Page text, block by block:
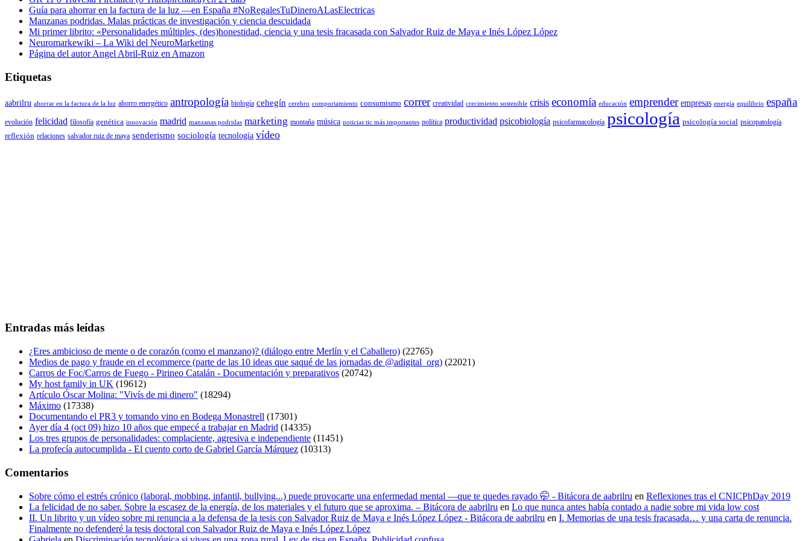
Guía para ahorrar en la factura de la luz —en España #NoRegalesTuDineroALasElectricas
Manzanas podridas. Malas prácticas de investigación y ciencia descuidada
Mi primer librito: «Personalidades múltiples, (des)honestidad, ciencia y una tesis fracasada con Salvador Ruiz de Maya e Inés López López
Neuromarkewiki – La Wiki del NeuroMarketing
Página del autor Angel Abril-Ruiz en Amazon
Etiquetas
aabrilru ahorrar en la factura de la luz ahorro energético antropología biología cehegín cerebro comportamiento consumismo correr creatividad crecimiento sostenible crisis economía educación emprender empresas energía equilibrio españa
evolución felicidad filosofía genética innovación madrid manzanas podridas marketing montaña música noticias tic más importantes política productividad psicobiología psicofarmacología psicología psicología social psicopatología
reflexión relaciones salvador ruiz de maya senderismo sociología tecnología vídeo
Entradas más leídas
¿Eres ambicioso de mente o de corazón (como el manzano)? (diálogo entre Merlín y el Caballero) (22765)
Medios de pago y fraude en el ecommerce (parte de las 10 ideas que saqué de las jornadas de @adigital_org) (22021)
Carros de Foc/Carros de Fuego - Pirineo Catalán - Documentación y preparativos (20742)
My host family in UK (19612)
Artículo Óscar Molina: "Vivís de mi dinero" (18294)
Máximo (17338)
Documentando el PR3 y tomando vino en Bodega Monastrell (17301)
Ayer día 4 (oct 09) hizo 10 años que empecé a trabajar en Madrid (14335)
Los tres grupos de personalidades: complaciente, agresiva e independiente (11451)
La profecía autocumplida - El cuento corto de Gabriel García Márquez (10313)
Comentarios
Sobre cómo el estrés crónico (laboral, mobbing, infantil, bullying...) puede provocarte una enfermedad mental —que te quedes rayado 🤭 - Bitácora de aabrilru en Reflexiones tras el CNICPhDay 2019
La felicidad de no saber. Sobre la escasez de la energía, de los materiales y el futuro que se aproxima. – Bitácora de aabrilru en Lo que nunca antes había contado a nadie sobre mi vida low cost
II. Un librito y un vídeo sobre mi renuncia a la defensa de la tesis con Salvador Ruiz de Maya e Inés López López - Bitácora de aabrilru en I. Memorias de una tesis fracasada… y una carta de renuncia.
Finalmente no defenderé la tesis doctoral con Salvador Ruiz de Maya e Inés López López